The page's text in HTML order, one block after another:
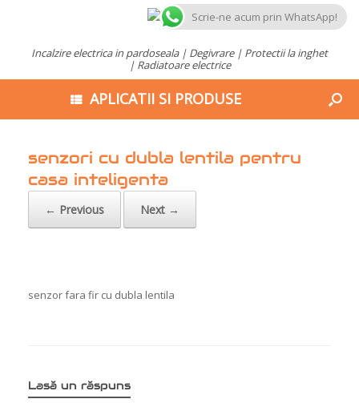
Incalzire electrica in pardoseala | Degivrare | Protectii la inghet
| Radiatoare electrice
APLICATII SI PRODUSE
senzori cu dubla lentila pentru
casa inteligenta
← Previous Next →
senzor fara fir cu dubla lentila
Lasă un răspuns
Scrie-ne acum prin WhatsApp!